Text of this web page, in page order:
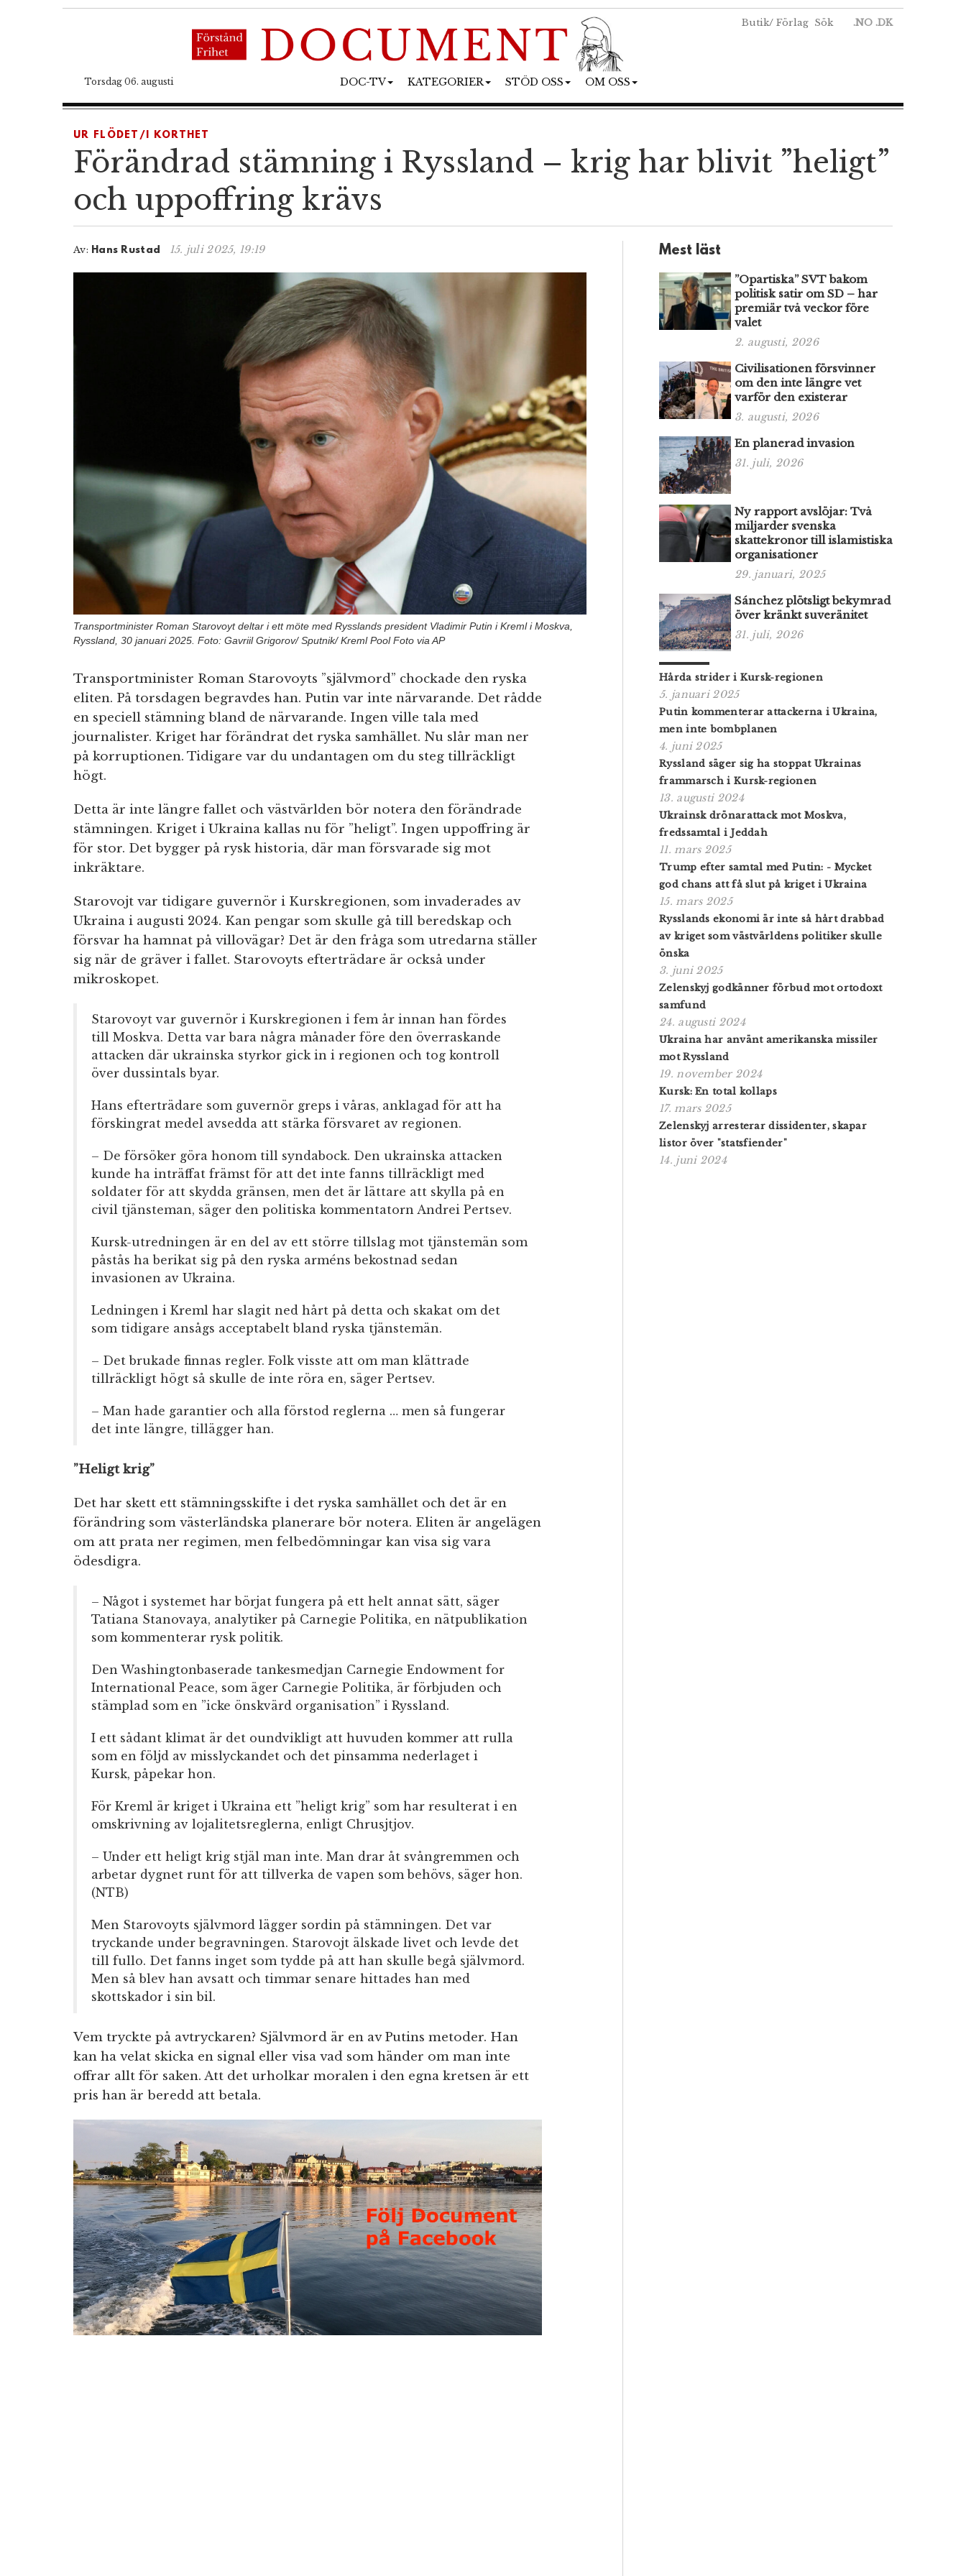
Butik/ Förlag Sök .NO .DK
Torsdag 06. augusti DOC-TV KATEGORIER STÖD OSS OM OSS
UR FLÖDET/I KORTHET
Förändrad stämning i Ryssland – krig har blivit ”heligt”
och uppoffring krävs
Av: Hans Rustad 15. juli 2025, 19:19
Transportminister Roman Starovoyt deltar i ett möte med Rysslands president Vladimir Putin i Kreml i Moskva,
Ryssland, 30 januari 2025. Foto: Gavriil Grigorov/ Sputnik/ Kreml Pool Foto via AP
Transportminister Roman Starovoyts ”självmord” chockade den ryska
eliten. På torsdagen begravdes han. Putin var inte närvarande. Det rådde
en speciell stämning bland de närvarande. Ingen ville tala med
journalister. Kriget har förändrat det ryska samhället. Nu slår man ner
på korruptionen. Tidigare var du undantagen om du steg tillräckligt
högt.
Detta är inte längre fallet och västvärlden bör notera den förändrade
stämningen. Kriget i Ukraina kallas nu för ”heligt”. Ingen uppoffring är
för stor. Det bygger på rysk historia, där man försvarade sig mot
inkräktare.
Starovojt var tidigare guvernör i Kurskregionen, som invaderades av
Ukraina i augusti 2024. Kan pengar som skulle gå till beredskap och
försvar ha hamnat på villovägar? Det är den fråga som utredarna ställer
sig när de gräver i fallet. Starovoyts efterträdare är också under
mikroskopet.
Starovoyt var guvernör i Kurskregionen i fem år innan han fördes
till Moskva. Detta var bara några månader före den överraskande
attacken där ukrainska styrkor gick in i regionen och tog kontroll
över dussintals byar.
Hans efterträdare som guvernör greps i våras, anklagad för att ha
förskingrat medel avsedda att stärka försvaret av regionen.
– De försöker göra honom till syndabock. Den ukrainska attacken
kunde ha inträffat främst för att det inte fanns tillräckligt med
soldater för att skydda gränsen, men det är lättare att skylla på en
civil tjänsteman, säger den politiska kommentatorn Andrei Pertsev.
Kursk-utredningen är en del av ett större tillslag mot tjänstemän som
påstås ha berikat sig på den ryska arméns bekostnad sedan
invasionen av Ukraina.
Ledningen i Kreml har slagit ned hårt på detta och skakat om det
som tidigare ansågs acceptabelt bland ryska tjänstemän.
– Det brukade finnas regler. Folk visste att om man klättrade
tillräckligt högt så skulle de inte röra en, säger Pertsev.
– Man hade garantier och alla förstod reglerna … men så fungerar
det inte längre, tillägger han.
”Heligt krig”
Det har skett ett stämningsskifte i det ryska samhället och det är en
förändring som västerländska planerare bör notera. Eliten är angelägen
om att prata ner regimen, men felbedömningar kan visa sig vara
ödesdigra.
– Något i systemet har börjat fungera på ett helt annat sätt, säger
Tatiana Stanovaya, analytiker på Carnegie Politika, en nätpublikation
som kommenterar rysk politik.
Den Washingtonbaserade tankesmedjan Carnegie Endowment for
International Peace, som äger Carnegie Politika, är förbjuden och
stämplad som en ”icke önskvärd organisation” i Ryssland.
I ett sådant klimat är det oundvikligt att huvuden kommer att rulla
som en följd av misslyckandet och det pinsamma nederlaget i
Kursk, påpekar hon.
För Kreml är kriget i Ukraina ett ”heligt krig” som har resulterat i en
omskrivning av lojalitetsreglerna, enligt Chrusjtjov.
– Under ett heligt krig stjäl man inte. Man drar åt svångremmen och
arbetar dygnet runt för att tillverka de vapen som behövs, säger hon.
(NTB)
Men Starovoyts självmord lägger sordin på stämningen. Det var
tryckande under begravningen. Starovojt älskade livet och levde det
till fullo. Det fanns inget som tydde på att han skulle begå självmord.
Men så blev han avsatt och timmar senare hittades han med
skottskador i sin bil.
Vem tryckte på avtryckaren? Självmord är en av Putins metoder. Han
kan ha velat skicka en signal eller visa vad som händer om man inte
offrar allt för saken. Att det urholkar moralen i den egna kretsen är ett
pris han är beredd att betala.
Mest läst
”Opartiska” SVT bakom
politisk satir om SD – har
premiär två veckor före
valet
2. augusti, 2026
Civilisationen försvinner
om den inte längre vet
varför den existerar
3. augusti, 2026
En planerad invasion
31. juli, 2026
Ny rapport avslöjar: Två
miljarder svenska
skattekronor till islamistiska
organisationer
29. januari, 2025
Sánchez plötsligt bekymrad
över kränkt suveränitet
31. juli, 2026
Hårda strider i Kursk-regionen
5. januari 2025
Putin kommenterar attackerna i Ukraina,
men inte bombplanen
4. juni 2025
Ryssland säger sig ha stoppat Ukrainas
frammarsch i Kursk-regionen
13. augusti 2024
Ukrainsk drönarattack mot Moskva,
fredssamtal i Jeddah
11. mars 2025
Trump efter samtal med Putin: - Mycket
god chans att få slut på kriget i Ukraina
15. mars 2025
Rysslands ekonomi är inte så hårt drabbad
av kriget som västvärldens politiker skulle
önska
3. juni 2025
Zelenskyj godkänner förbud mot ortodoxt
samfund
24. augusti 2024
Ukraina har använt amerikanska missiler
mot Ryssland
19. november 2024
Kursk: En total kollaps
17. mars 2025
Zelenskyj arresterar dissidenter, skapar
listor över "statsfiender"
14. juni 2024